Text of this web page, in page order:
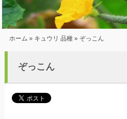
ホーム » キュウリ 品種» ぞっこん
ぞっこん